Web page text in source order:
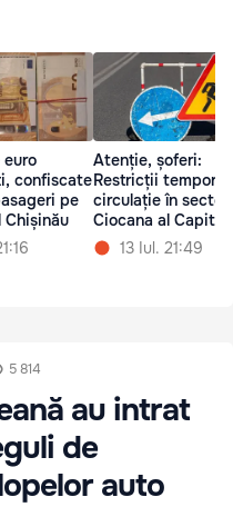
confiscate
pe
Atenție, șoferi:
Restricții
circulație în
Ciocana al
13 Iul. 21:49
5 814
au intrat
de
auto